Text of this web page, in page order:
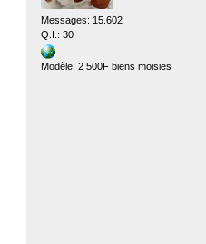
Messages: 15.602
Q.I.: 30
Modèle: 2 500F biens moisies